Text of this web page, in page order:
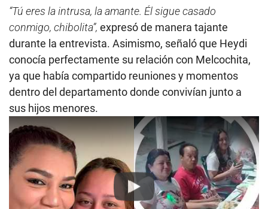
“Tú eres la intrusa, la amante. Él sigue casado
conmigo, chibolita”, expresó de manera tajante
durante la entrevista. Asimismo, señaló que Heydi
conocía perfectamente su relación con Melcochita,
ya que había compartido reuniones y momentos
dentro del departamento donde convivían junto a
sus hijos menores.
Play